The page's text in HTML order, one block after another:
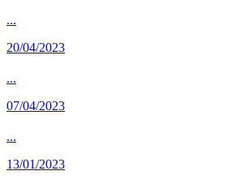
...
20/04/2023
...
07/04/2023
...
13/01/2023